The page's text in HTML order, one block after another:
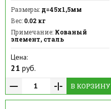
Размеры: д=45x1,5мм
Вес: 0.02 кг
Примечание: Кованый
элемент, сталь
Цена:
21 руб.
В КОРЗИНУ